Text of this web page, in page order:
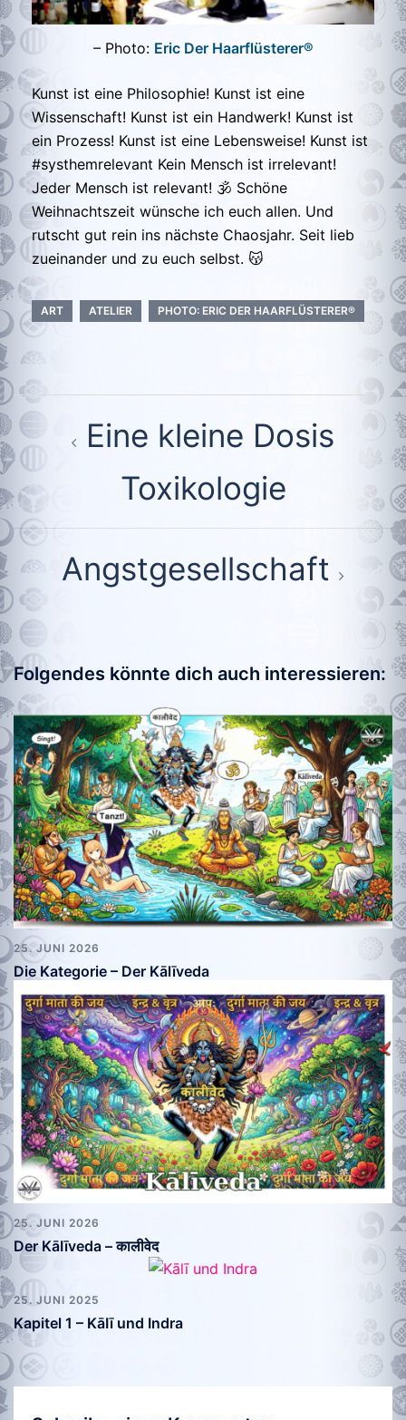
– Photo: Eric Der Haarflüsterer®
Kunst ist eine Philosophie! Kunst ist eine
Wissenschaft! Kunst ist ein Handwerk! Kunst ist
ein Prozess! Kunst ist eine Lebensweise! Kunst ist
#systhemrelevant Kein Mensch ist irrelevant!
Jeder Mensch ist relevant! 🕉 Schöne
Weihnachtszeit wünsche ich euch allen. Und
rutscht gut rein ins nächste Chaosjahr. Seit lieb
zueinander und zu euch selbst. 😽
ART ATELIER PHOTO: ERIC DER HAARFLÜSTERER®
Eine kleine Dosis
Toxikologie
Angstgesellschaft
Folgendes könnte dich auch interessieren:
25. JUNI 2026
Die Kategorie – Der Kālīveda
25. JUNI 2026
Der KāIīveda – कालीवेद
25. JUNI 2025
Kapitel 1 – KāIī und Indra